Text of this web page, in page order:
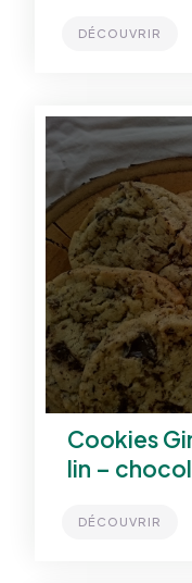
DÉCOUVRIR
Cookies
lin –
DÉCOUVRIR